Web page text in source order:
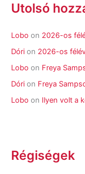
Utolsó
Lobo on 2026-os
Dóri on 2026-os
Lobo on Freya
Dóri on Freya
Lobo on Ilyen volt a
Régiségek